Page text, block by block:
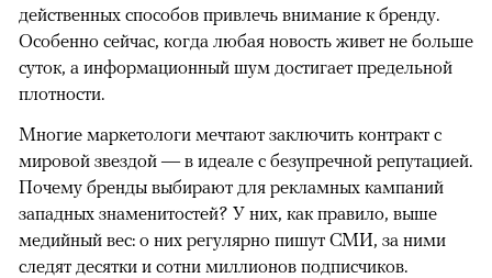
действенных способов привлечь внимание к бренду.
Особенно сейчас, когда любая новость живет не больше
суток, а информационный шум достигает предельной
плотности.
Многие маркетологи мечтают заключить контракт с
мировой звездой — в идеале с безупречной репутацией.
Почему бренды выбирают для рекламных кампаний
западных знаменитостей? У них, как правило, выше
медийный вес: о них регулярно пишут СМИ, за ними
следят десятки и сотни миллионов подписчиков.